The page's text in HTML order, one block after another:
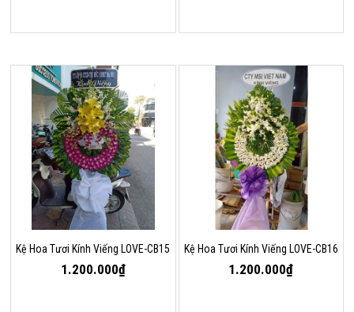
Kệ Hoa Tươi Kính Viếng LOVE-CB15
1.200.000₫
Kệ Hoa Tươi Kính Viếng LOVE-CB16
1.200.000₫